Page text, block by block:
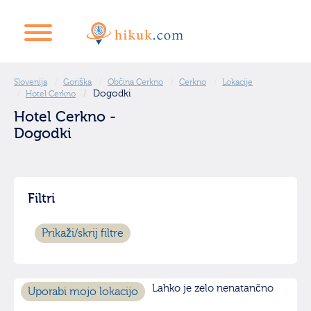
Slovenija Goriška Občina Cerkno Cerkno
Lokacije
Hotel Cerkno
Dogodki
Hotel Cerkno -
Dogodki
Filtri
Prikaži/skrij filtre
Uporabi mojo lokacijo Lahko je zelo nenatančno